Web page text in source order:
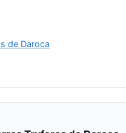
de Daroca